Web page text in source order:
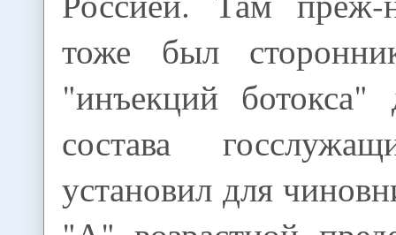
тоже был
"инъекций ботокса"
состава
установил для